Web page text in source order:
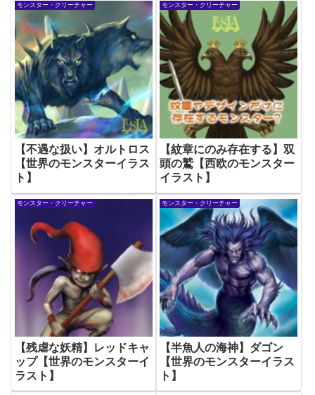
モンスター・クリーチャー
【不遇な扱い】オルトロス
【世界のモンスターイラス
ト】
モンスター・クリーチャー
【紋章にのみ存在する】双
頭の鷲【西欧のモンスター
イラスト】
モンスター・クリーチャー
【残虐な妖精】レッドキャ
ップ【世界のモンスターイ
ラスト】
モンスター・クリーチャー
【半魚人の海神】ダゴン
【世界のモンスターイラス
ト】